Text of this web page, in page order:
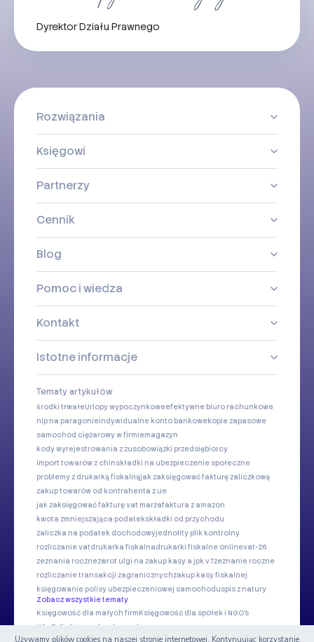
Dyrektor Działu Prawnego
Rozwiązania
Księgowi
Partnerzy
Cennik
Blog
Pomoc i wiedza
Kontakt
Istotne informacje
Tematy artykułów
środki trwałeUrlopy wypoczynkoweefektywne biuro rachunkowe
nip na paragonieindywidualne konto bankowekopie zapasowe
samochód ciężarowy w firmiemagazyn
kody wyrejestrowania z zusobowiązki przedsiębiorcy
import towarów z chinskładki na ubezpieczenie społeczne
problemy z drukarką fiskalnąjak zaksięgować fakturę zaliczkową
zakup towarów od kontrahenta z ue
jak zaksięgować fakturę vat marżafaktura z amazon
kwota zmniejszająca podatekskładki od przychodu
zaliczka na podatek dochodowyjednolity plik kontrolny
rozliczanie vatdrukarka fiskalnadrukarki fiskalne onlinevat-26
zeznania rocznezwrot ulgi na zakup kasy a jpk v7zeznanie roczne
rozliczanie transakcji zagranicznychzakup kasy fiskalnej
księgowanie polisy ubezpieczeniowej samochoduspis z natury
Zobacz wszystkie tematy
Księgowość dla małych firmKsięgowość dla spółek i NGO's
KSeF dla biur rachunkowych
Używamy plików cookies na naszej stronie internetowej. Kontynuując korzystanie